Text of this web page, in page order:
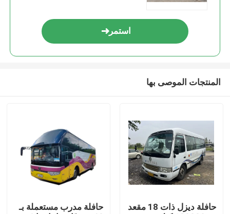
استمر
المنتجات الموصى بها
حافلة ديزل ذات 18 مقعد
حافلة مدرب مستعملة بـ